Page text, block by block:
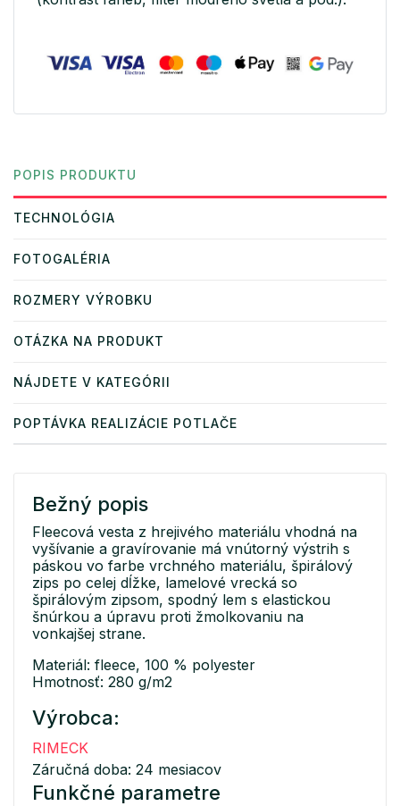
POPIS PRODUKTU
TECHNOLÓGIA
FOTOGALÉRIA
ROZMERY VÝROBKU
OTÁZKA NA PRODUKT
NÁJDETE V KATEGÓRII
POPTÁVKA REALIZÁCIE POTLAČE
Bežný popis
Fleecová vesta z hrejivého materiálu vhodná na
vyšívanie a gravírovanie má vnútorný výstrih s
páskou vo farbe vrchného materiálu, špirálový
zips po celej dĺžke, lamelové vrecká so
špirálovým zipsom, spodný lem s elastickou
šnúrkou a úpravu proti žmolkovaniu na
vonkajšej strane.
Materiál: fleece, 100 % polyester
Hmotnosť: 280 g/m2
Výrobca:
RIMECK
Záručná doba: 24 mesiacov
Funkčné parametre